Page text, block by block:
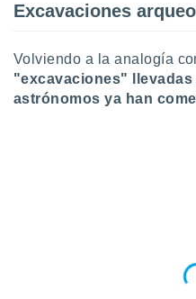
Excavaciones
Volviendo a la analogía
"excavaciones"
astrónomos ya han